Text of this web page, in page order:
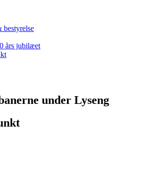
bestyrelse
års jubilæet
under Lyseng